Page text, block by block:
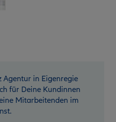
Agentur in Eigenregie
für Deine Kundinnen
Mitarbeitenden im